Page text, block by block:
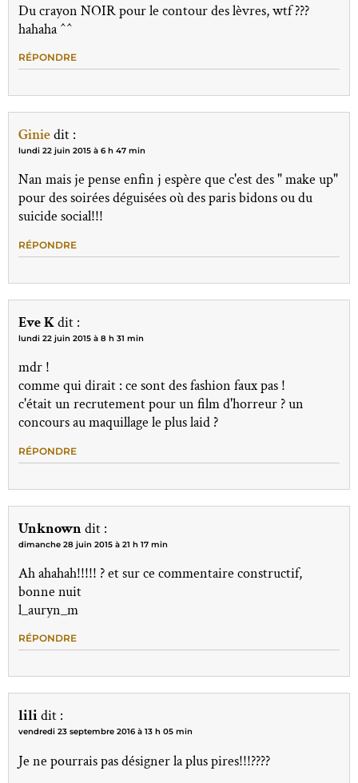
Du crayon NOIR pour le contour des lèvres, wtf ???
hahaha ^^
RÉPONDRE
Giniedit :
lundi 22 juin 2015 à 6 h 47 min
Nan mais je pense enfin j espère que c'est des " make up"
pour des soirées déguisées où des paris bidons ou du
suicide social!!!
RÉPONDRE
Eve Kdit :
lundi 22 juin 2015 à 8 h 31 min
mdr !
comme qui dirait : ce sont des fashion faux pas !
c'était un recrutement pour un film d'horreur ? un
concours au maquillage le plus laid ?
RÉPONDRE
Unknowndit :
dimanche 28 juin 2015 à 21 h 17 min
Ah ahahah!!!!! ? et sur ce commentaire constructif,
bonne nuit
l_auryn_m
RÉPONDRE
lilidit :
vendredi 23 septembre 2016 à 13 h 05 min
Je ne pourrais pas désigner la plus pires!!!????